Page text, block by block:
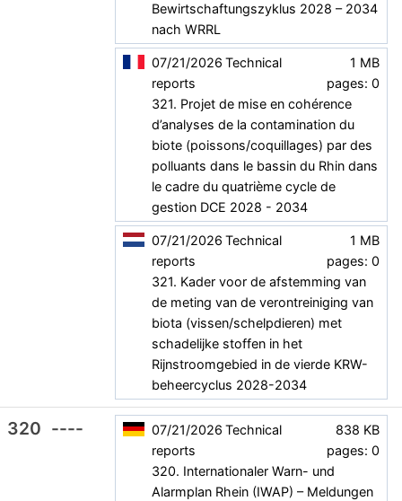
Bewirtschaftungszyklus 2028 – 2034
nach WRRL
1 MB
pages: 0
07/21/2026 Technical
reports
321. Projet de mise en cohérence
d’analyses de la contamination du
biote (poissons/coquillages) par des
polluants dans le bassin du Rhin dans
le cadre du quatrième cycle de
gestion DCE 2028 - 2034
1 MB
pages: 0
07/21/2026 Technical
reports
321. Kader voor de afstemming van
de meting van de verontreiniging van
biota (vissen/schelpdieren) met
schadelijke stoffen in het
Rijnstroomgebied in de vierde KRW-
beheercyclus 2028-2034
320 ----
838 KB
pages: 0
07/21/2026 Technical
reports
320. Internationaler Warn- und
Alarmplan Rhein (IWAP) – Meldungen